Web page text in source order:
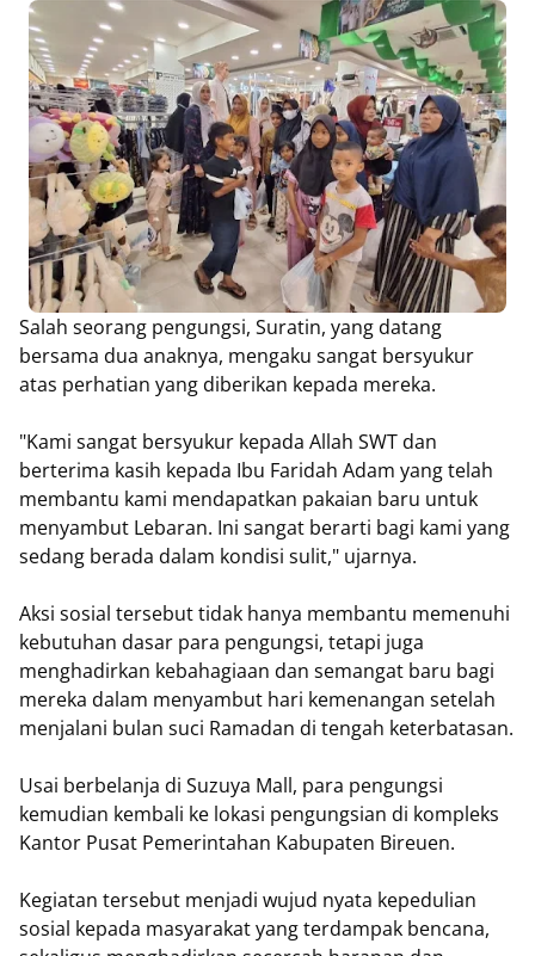
Salah seorang pengungsi, Suratin, yang datang
bersama dua anaknya, mengaku sangat bersyukur
atas perhatian yang diberikan kepada mereka.
"Kami sangat bersyukur kepada Allah SWT dan
berterima kasih kepada Ibu Faridah Adam yang telah
membantu kami mendapatkan pakaian baru untuk
menyambut Lebaran. Ini sangat berarti bagi kami yang
sedang berada dalam kondisi sulit," ujarnya.
Aksi sosial tersebut tidak hanya membantu memenuhi
kebutuhan dasar para pengungsi, tetapi juga
menghadirkan kebahagiaan dan semangat baru bagi
mereka dalam menyambut hari kemenangan setelah
menjalani bulan suci Ramadan di tengah keterbatasan.
Usai berbelanja di Suzuya Mall, para pengungsi
kemudian kembali ke lokasi pengungsian di kompleks
Kantor Pusat Pemerintahan Kabupaten Bireuen.
Kegiatan tersebut menjadi wujud nyata kepedulian
sosial kepada masyarakat yang terdampak bencana,